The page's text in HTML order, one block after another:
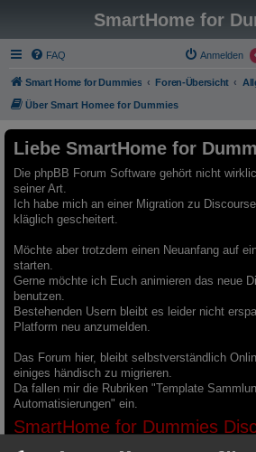
SmartHome for
FAQ Anmelden
Smart Home for Dummies Foren-Übersicht
Über Smart Homee for Dummies
Liebe SmartHome for
Die phpBB Forum Software gehört nicht
seiner Art.
Ich habe mich an einer Migration zu
kläglich gescheitert.
Möchte aber trotzdem einen Neuanfang auf
starten.
Gerne möchte ich Euch animieren das neue
benutzen.
Bestehenden Usern bleibt es leider nicht
Platform neu anzumelden.
Das Forum hier, bleibt selbstverständlich
einiges händisch zu migrieren.
Da fallen mir die Rubriken "Template
Automatisierungen" ein.
SmartHome for Dummies